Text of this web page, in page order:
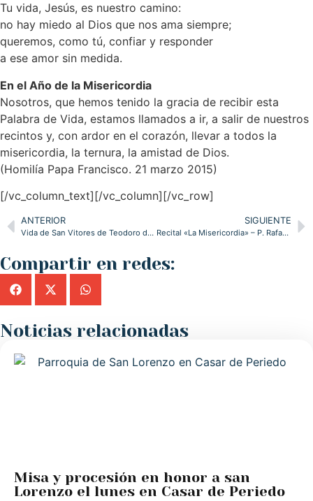
Tu vida, Jesús, es nuestro camino:
no hay miedo al Dios que nos ama siempre;
queremos, como tú, confiar y responder
a ese amor sin medida.
En el Año de la Misericordia
Nosotros, que hemos tenido la gracia de recibir esta
Palabra de Vida, estamos llamados a ir, a salir de nuestros
recintos y, con ardor en el corazón, llevar a todos la
misericordia, la ternura, la amistad de Dios.
(Homilía Papa Francisco. 21 marzo 2015)
[/vc_column_text][/vc_column][/vc_row]
ANTERIOR
Vida de San Vitores de Teodoro de Izarra Tamayo, por Marino Pérez Avellaneda en la Librería de Pastoral de la diócesis
SIGUIENTE
Recital «La Misericordia» – P. Rafael María León OCD
Compartir en redes:
Noticias relacionadas
Misa y procesión en honor a san
Lorenzo el lunes en Casar de Periedo